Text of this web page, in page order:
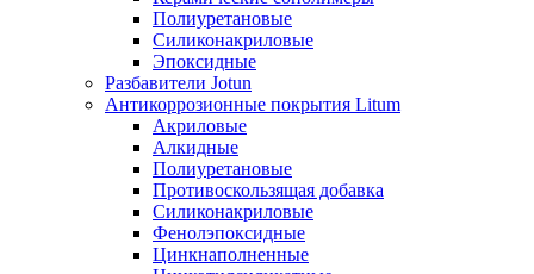
Полиуретановые
Силиконакриловые
Эпоксидные
Разбавители Jotun
Антикоррозионные покрытия Litum
Акриловые
Алкидные
Полиуретановые
Противоскользящая добавка
Силиконакриловые
Фенолэпоксидные
Цинкнаполненные